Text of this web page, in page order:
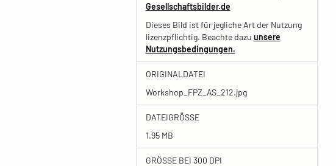
Gesellschaftsbilder.de
Dieses Bild ist für jegliche Art der Nutzung
lizenzpflichtig. Beachte dazu unsere
Nutzungsbedingungen.
ORIGINALDATEI
Workshop_FPZ_AS_212.jpg
DATEIGRÖSSE
1.95 MB
GRÖSSE BEI 300 DPI